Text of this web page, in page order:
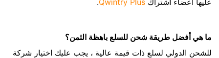
ما هي أفضل طريقة شحن للسلع باهظة الثمن؟
للشحن الدولي لسلع ذات قيمة عالية ، يجب عليك اختيار شركة